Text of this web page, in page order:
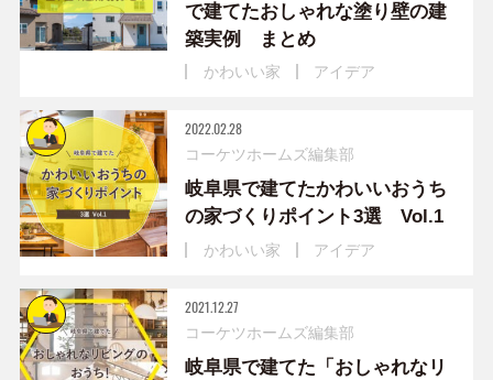
で建てたおしゃれな塗り壁の建
築実例 まとめ
かわいい家 アイデア
2022.02.28
コーケツホームズ編集部
岐阜県で建てたかわいいおうち
の家づくりポイント3選 Vol.1
かわいい家 アイデア
2021.12.27
コーケツホームズ編集部
岐阜県で建てた「おしゃれなリ